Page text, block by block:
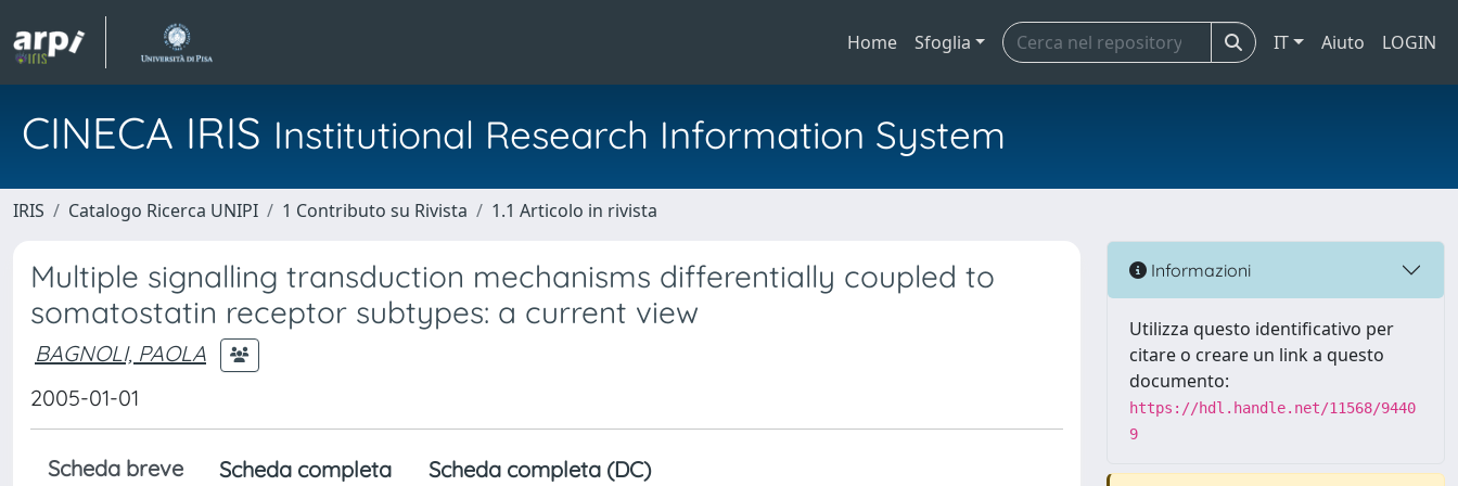
Home Sfoglia IT Aiuto LOGIN
CINECA IRIS Institutional Research Information System
IRIS Catalogo Ricerca UNIPI 1 Contributo su Rivista 1.1 Articolo in rivista
Multiple signalling transduction mechanisms differentially coupled to
somatostatin receptor subtypes: a current view
BAGNOLI, PAOLA
2005-01-01
Scheda breve Scheda completa Scheda completa (DC)
Informazioni
Utilizza questo identificativo per
citare o creare un link a questo
documento:
https://hdl.handle.net/11568/9440
9